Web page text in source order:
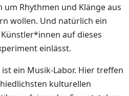
Rhythmen und Klänge aus
wollen. Und natürlich ein
auf dieses
einlässt.
ein Musik-Labor. Hier treffen
kulturellen